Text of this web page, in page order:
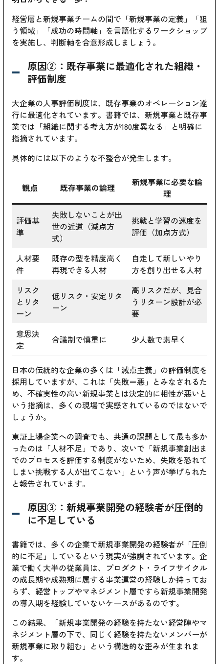
経営層と新規事業チームの間で「新規事業の定義」「狙
う領域」「成功の時間軸」を言語化するワークショップ
を実施し、判断軸を合意形成しましょう。
原因②：既存事業に最適化された組織・
評価制度
大企業の人事評価制度は、既存事業のオペレーション遂
行に最適化されています。書籍では、新規事業と既存事
業では「組織に関する考え方が180度異なる」と明確に
指摘されています。
具体的には以下のような不整合が発生します。
観点 既存事業の論理
新規事業に必要な論
理
評価基
準
失敗しないことが出
世の近道（減点方
式）
挑戦と学習の速度を
評価（加点方式）
人材要
件
既存の型を精度高く
再現できる人材
自走して新しいやり
方を創り出せる人材
リスク
とリタ
ーン
低リスク・安定リタ
ーン
高リスクだが、見合
うリターン設計が必
要
意思決
定
合議制で慎重に 少人数で素早く
日本の伝統的な企業の多くは「減点主義」の評価制度を
採用していますが、これは「失敗＝悪」とみなされるた
め、不確実性の高い新規事業とは決定的に相性が悪いと
いう指摘は、多くの現場で実感されているのではないで
しょうか。
東証上場企業への調査でも、共通の課題として最も多か
ったのは「人材不足」であり、次いで「新規事業創出ま
でのプロセスを評価する制度がないため、失敗を恐れて
しまい挑戦する人が出てこない」という声が挙げられた
と報告されています。
原因③：新規事業開発の経験者が圧倒的
に不足している
書籍では、多くの企業で新規事業開発の経験者が「圧倒
的に不足」しているという現実が強調されています。企
業で働く大半の従業員は、プロダクト・ライフサイクル
の成長期や成熟期に属する事業運営の経験しか持ってお
らず、経営トップやマネジメント層ですら新規事業開発
の導入期を経験していないケースがあるのです。
この結果、「新規事業開発の経験を持たない経営陣やマ
ネジメント層の下で、同じく経験を持たないメンバーが
新規事業に取り組む」という構造的な歪みが生まれま
す。